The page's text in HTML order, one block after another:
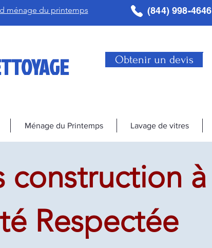
ménage du printemps (844) 998-4646
Obtenir un devis
Ménage du Printemps Lavage de vitres
construction à
Respectée